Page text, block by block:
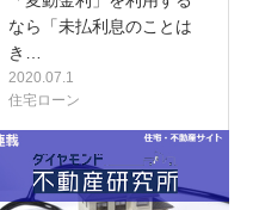
なら「未払利息のことは
き…
2020.07.1
住宅ローン